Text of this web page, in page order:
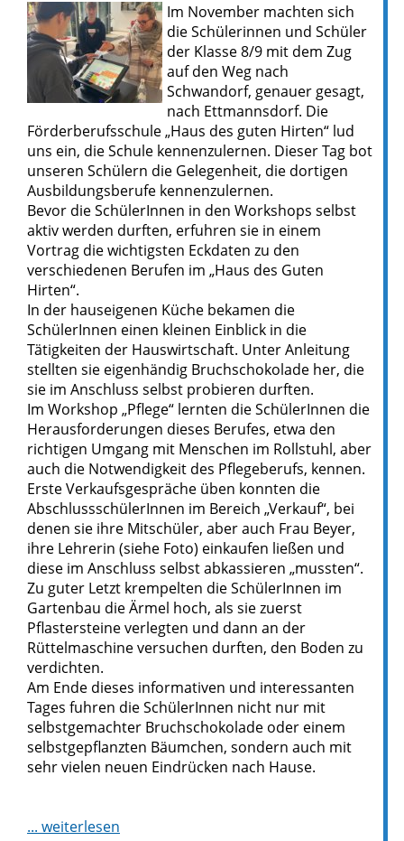
Im November machten sich
die Schülerinnen und Schüler
der Klasse 8/9 mit dem Zug
auf den Weg nach
Schwandorf, genauer gesagt,
nach Ettmannsdorf. Die
Förderberufsschule „Haus des guten Hirten“ lud
uns ein, die Schule kennenzulernen. Dieser Tag bot
unseren Schülern die Gelegenheit, die dortigen
Ausbildungsberufe kennenzulernen.
Bevor die SchülerInnen in den Workshops selbst
aktiv werden durften, erfuhren sie in einem
Vortrag die wichtigsten Eckdaten zu den
verschiedenen Berufen im „Haus des Guten
Hirten“.
In der hauseigenen Küche bekamen die
SchülerInnen einen kleinen Einblick in die
Tätigkeiten der Hauswirtschaft. Unter Anleitung
stellten sie eigenhändig Bruchschokolade her, die
sie im Anschluss selbst probieren durften.
Im Workshop „Pflege“ lernten die SchülerInnen die
Herausforderungen dieses Berufes, etwa den
richtigen Umgang mit Menschen im Rollstuhl, aber
auch die Notwendigkeit des Pflegeberufs, kennen.
Erste Verkaufsgespräche üben konnten die
AbschlussschülerInnen im Bereich „Verkauf“, bei
denen sie ihre Mitschüler, aber auch Frau Beyer,
ihre Lehrerin (siehe Foto) einkaufen ließen und
diese im Anschluss selbst abkassieren „mussten“.
Zu guter Letzt krempelten die SchülerInnen im
Gartenbau die Ärmel hoch, als sie zuerst
Pflastersteine verlegten und dann an der
Rüttelmaschine versuchen durften, den Boden zu
verdichten.
Am Ende dieses informativen und interessanten
Tages fuhren die SchülerInnen nicht nur mit
selbstgemachter Bruchschokolade oder einem
selbstgepflanzten Bäumchen, sondern auch mit
sehr vielen neuen Eindrücken nach Hause.
... weiterlesen